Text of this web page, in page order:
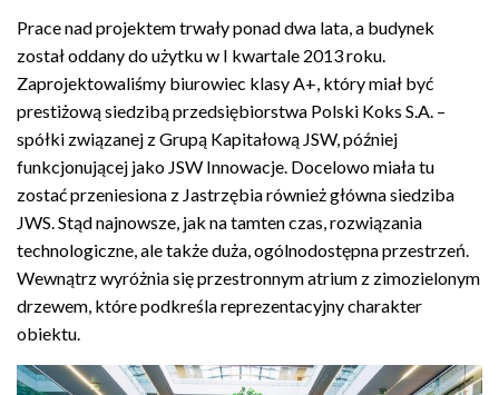
Prace nad projektem trwały ponad dwa lata, a budynek
został oddany do użytku w I kwartale 2013 roku.
Zaprojektowaliśmy biurowiec klasy A+, który miał być
prestiżową siedzibą przedsiębiorstwa Polski Koks S.A. –
spółki związanej z Grupą Kapitałową JSW, później
funkcjonującej jako JSW Innowacje. Docelowo miała tu
zostać przeniesiona z Jastrzębia również główna siedziba
JWS.Stąd najnowsze, jak na tamten czas, rozwiązania
technologiczne, ale także duża, ogólnodostępna przestrzeń.
Wewnątrz wyróżnia się przestronnym atrium z zimozielonym
drzewem, które podkreśla reprezentacyjny charakter
obiektu.